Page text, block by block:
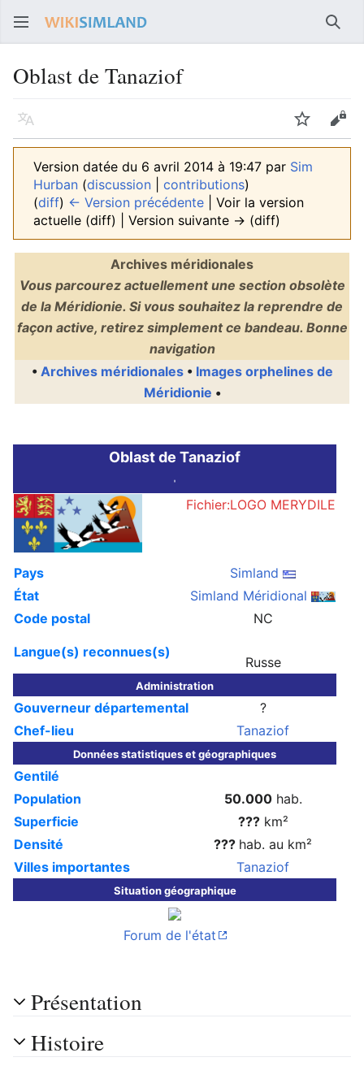
Oblast de Tanaziof
Langue Suivre
Version datée du 6 avril 2014 à 19:47 par Sim
Hurban (discussion contributions)
(diff) ← Version précédente | Voir la version
actuelle (diff) | Version suivante → (diff)
Archives méridionales
Vous parcourez actuellement une section obsolète
de la Méridionie. Si vous souhaitez la reprendre de
façon active, retirez simplement ce bandeau. Bonne
navigation
• Archives méridionales• Images orphelines de
Méridionie •
Oblast de Tanaziof
'
Fichier:LOGO MERYDILE
Pays
Simland
État
Simland Méridional
Code postal
NC
Langue(s) reconnues(s)
Russe
Administration
Gouverneur départemental
?
Chef-lieu
Tanaziof
Données statistiques et géographiques
Gentilé
Population
50.000hab.
Superficie
???km²
Densité
??? hab. au km²
Villes importantes
Tanaziof
Situation géographique
Forum de l'état
Présentation
Histoire